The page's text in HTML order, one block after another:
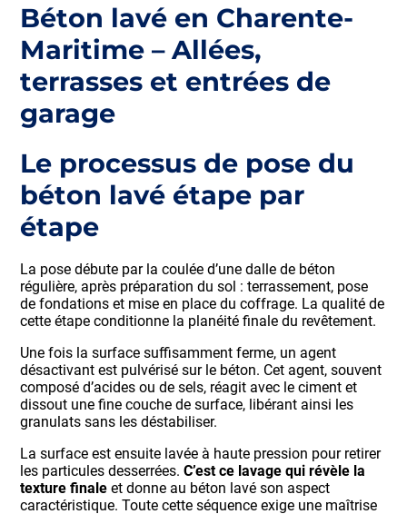
Béton lavé en Charente-
Maritime – Allées,
terrasses et entrées de
garage
Le processus de pose du
béton lavé étape par
étape
La pose débute par la coulée d’une dalle de béton
régulière, après préparation du sol : terrassement, pose
de fondations et mise en place du coffrage. La qualité de
cette étape conditionne la planéité finale du revêtement.
Une fois la surface suffisamment ferme, un agent
désactivant est pulvérisé sur le béton. Cet agent, souvent
composé d’acides ou de sels, réagit avec le ciment et
dissout une fine couche de surface, libérant ainsi les
granulats sans les déstabiliser.
La surface est ensuite lavée à haute pression pour retirer
les particules desserrées.C’est ce lavage qui révèle la
texture finale et donne au béton lavé son aspect
caractéristique. Toute cette séquence exige une maîtrise